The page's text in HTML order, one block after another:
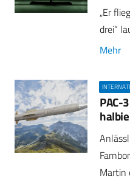
„Er
drei“
Mehr
PAC-
Martin